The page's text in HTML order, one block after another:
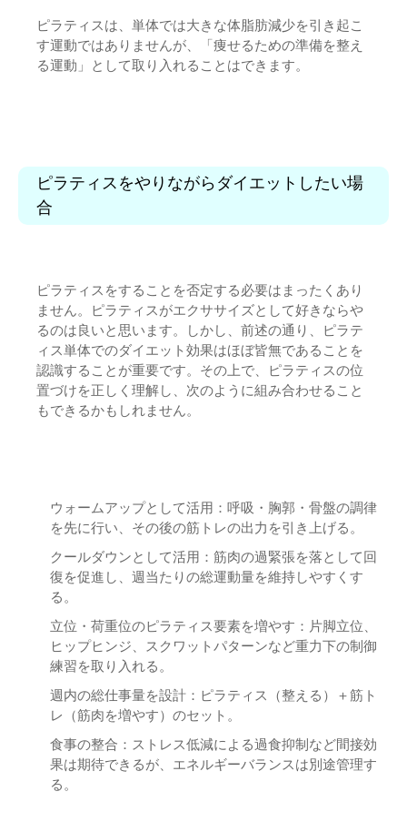
ピラティスは、単体では大きな体脂肪減少を引き起こ
す運動ではありませんが、「痩せるための準備を整え
る運動」として取り入れることはできます。
ピラティスをやりながらダイエットしたい場
合
ピラティスをすることを否定する必要はまったくあり
ません。ピラティスがエクササイズとして好きならや
るのは良いと思います。しかし、前述の通り、ピラテ
ィス単体でのダイエット効果はほぼ皆無であることを
認識することが重要です。その上で、ピラティスの位
置づけを正しく理解し、次のように組み合わせること
もできるかもしれません。
ウォームアップとして活用：呼吸・胸郭・骨盤の調律
を先に行い、その後の筋トレの出力を引き上げる。
クールダウンとして活用：筋肉の過緊張を落として回
復を促進し、週当たりの総運動量を維持しやすくす
る。
立位・荷重位のピラティス要素を増やす：片脚立位、
ヒップヒンジ、スクワットパターンなど重力下の制御
練習を取り入れる。
週内の総仕事量を設計：ピラティス（整える）＋筋ト
レ（筋肉を増やす）のセット。
食事の整合：ストレス低減による過食抑制など間接効
果は期待できるが、エネルギーバランスは別途管理す
る。